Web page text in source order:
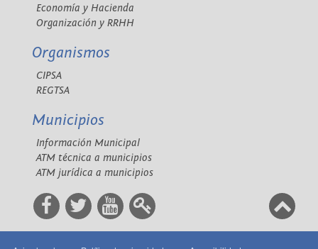
Economía y Hacienda
Organización y RRHH
Organismos
CIPSA
REGTSA
Municipios
Información Municipal
ATM técnica a municipios
ATM jurídica a municipios